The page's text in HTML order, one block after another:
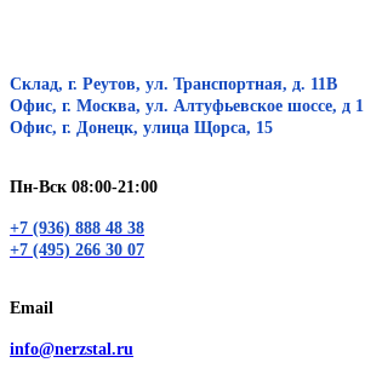
Склад, г. Реутов, ул. Транспортная, д. 11В
Офис, г. Москва, ул. Алтуфьевское шоссе, д 1
Офис, г. Донецк, улица Щорса, 15
Пн-Вск 08:00-21:00
+7 (936) 888 48 38
+7 (495) 266 30 07
Email
info@nerzstal.ru